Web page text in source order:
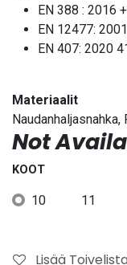
EN 388 : 2016
EN 12477:
EN 407: 2020
Materiaalit
Naudanhaljasnahka,
Not
KOOT
10 11
Lisää